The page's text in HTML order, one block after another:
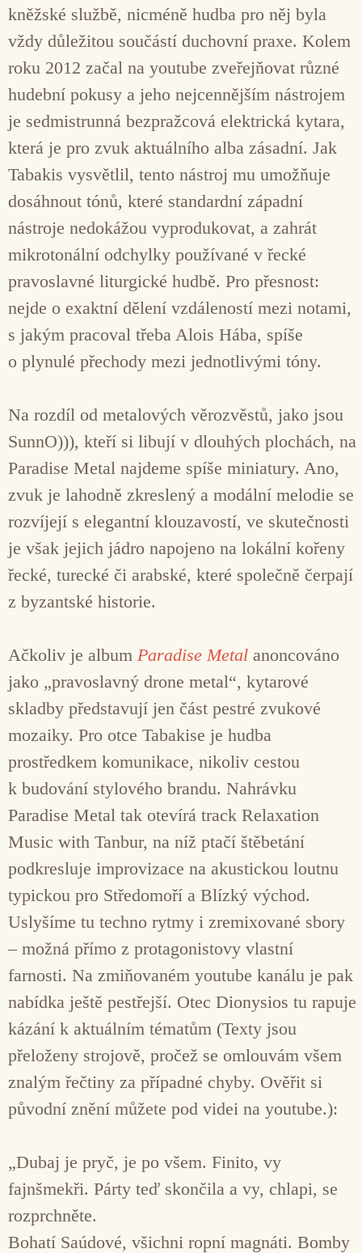
kněžské službě, nicméně hudba pro něj byla
vždy důležitou součástí duchovní praxe. Kolem
roku 2012 začal na youtube zveřejňovat různé
hudební pokusy a jeho nejcennějším nástrojem
je sedmistrunná bezpražcová elektrická kytara,
která je pro zvuk aktuálního alba zásadní. Jak
Tabakis vysvětlil, tento nástroj mu umožňuje
dosáhnout tónů, které standardní západní
nástroje nedokážou vyprodukovat, a zahrát
mikrotonální odchylky používané v řecké
pravoslavné liturgické hudbě. Pro přesnost:
nejde o exaktní dělení vzdáleností mezi notami,
s jakým pracoval třeba Alois Hába, spíše
o plynulé přechody mezi jednotlivými tóny.
Na rozdíl od metalových věrozvěstů, jako jsou
SunnO))), kteří si libují v dlouhých plochách, na
Paradise Metal najdeme spíše miniatury. Ano,
zvuk je lahodně zkreslený a modální melodie se
rozvíjejí s elegantní klouzavostí, ve skutečnosti
je však jejich jádro napojeno na lokální kořeny
řecké, turecké či arabské, které společně čerpají
z byzantské historie.
Ačkoliv je album Paradise Metal anoncováno
jako „pravoslavný drone metal“, kytarové
skladby představují jen část pestré zvukové
mozaiky. Pro otce Tabakise je hudba
prostředkem komunikace, nikoliv cestou
k budování stylového brandu. Nahrávku
Paradise Metal tak otevírá track Relaxation
Music with Tanbur, na níž ptačí štěbetání
podkresluje improvizace na akustickou loutnu
typickou pro Středomoří a Blízký východ.
Uslyšíme tu techno rytmy i zremixované sbory
– možná přímo z protagonistovy vlastní
farnosti. Na zmiňovaném youtube kanálu je pak
nabídka ještě pestřejší. Otec Dionysios tu rapuje
kázání k aktuálním tématům (Texty jsou
přeloženy strojově, pročež se omlouvám všem
znalým řečtiny za případné chyby. Ověřit si
původní znění můžete pod videi na youtube.):
„Dubaj je pryč, je po všem. Finito, vy
fajnšmekři. Párty teď skončila a vy, chlapi, se
rozprchněte.
Bohatí Saúdové, všichni ropní magnáti. Bomby